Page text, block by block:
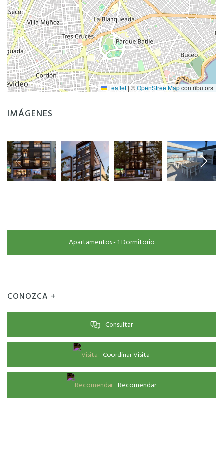
Leaflet | ©OpenStreetMapcontributors
IMÁGENES
Apartamentos - 1 Dormitorio
CONOZCA +
Consultar
Coordinar Visita
Recomendar